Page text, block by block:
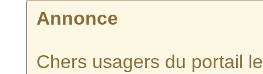
Annonce
Chers usagers du portail